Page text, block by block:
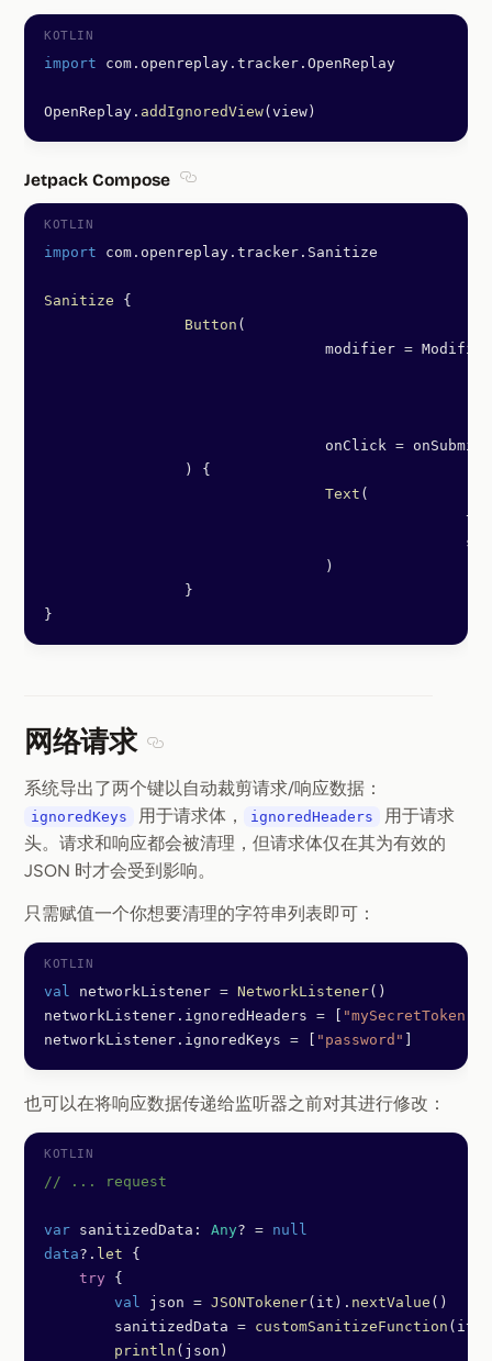
import com.openreplay.tracker.OpenReplay
OpenReplay. addIgnoredView(view)
Jetpack Compose
import com.openreplay.tracker.Sanitize
Sanitize {
		Button
(
				modifier
= Modifier
				onClick
= onSubmit,
		) {
				Text
(
				)
		}
}
网络请求
系统导出了两个键以自动裁剪请求/响应数据：
ignoredKeys 用于请求体， ignoredHeaders
用于请求
头。请求和响应都会被清理，但请求体仅在其为有效的
JSON 时才会受到影响。
只需赋值一个你想要清理的字符串列表即可：
val networkListener = NetworkListener()
networkListener.ignoredHeaders = "mySecretToken"
networkListener.ignoredKeys = "password"
也可以在将响应数据传递给监听器之前对其进行修改：
// ... request
var sanitizedData: Any? = null
data?. let {
    try
{
        val
json = JSONTokener(it). nextValue ()
        sanitizedData
= customSanitizeFunction (it)
        println
(json)